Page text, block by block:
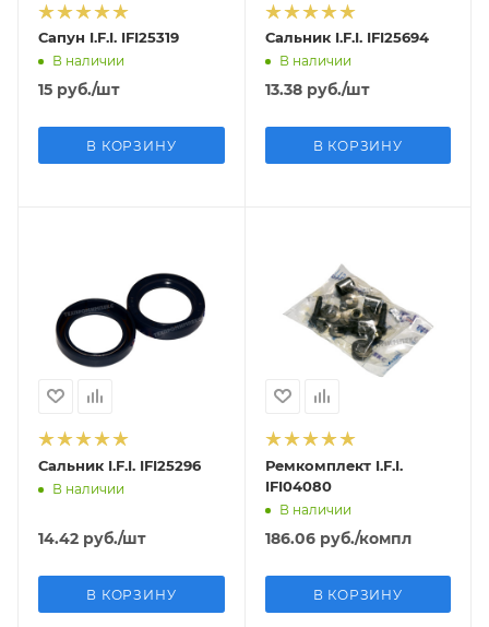
Сапун I.F.I. IFI25319
В наличии
15 руб./шт
В КОРЗИНУ
Сальник I.F.I. IFI25694
В наличии
13.38руб./шт
В КОРЗИНУ
Сальник I.F.I. IFI25296
В наличии
14.42 руб./шт
В КОРЗИНУ
Ремкомплект I.F.I.
IFI04080
В наличии
186.06руб./компл
В КОРЗИНУ